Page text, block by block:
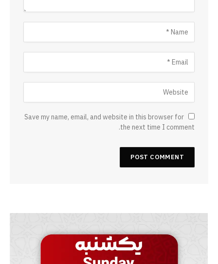
Save my name, email, and website in this browser for
the next time I comment.